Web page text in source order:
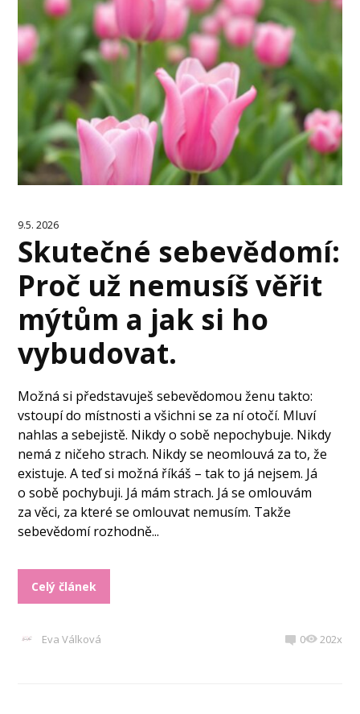
9.5. 2026
Skutečné sebevědomí:
Proč už nemusíš věřit
mýtům a jak si ho
vybudovat.
Možná si představuješ sebevědomou ženu takto:
vstoupí do místnosti a všichni se za ní otočí. Mluví
nahlas a sebejistě. Nikdy o sobě nepochybuje. Nikdy
nemá z ničeho strach. Nikdy se neomlouvá za to, že
existuje. A teď si možná říkáš – tak to já nejsem. Já
o sobě pochybuji. Já mám strach. Já se omlouvám
za věci, za které se omlouvat nemusím. Takže
sebevědomí rozhodně...
Celý článek
Eva Válková 0 202x